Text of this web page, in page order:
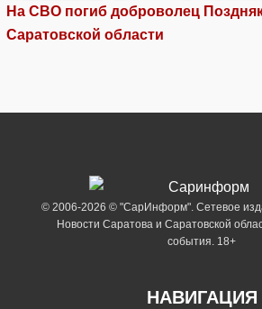
На СВО погиб доброволец
Саратовской области
© 2006-2026 © "СарИнформ". Сетевое
Новости Саратова и Саратовской
события. 18+
НАВИГАЦИЯ